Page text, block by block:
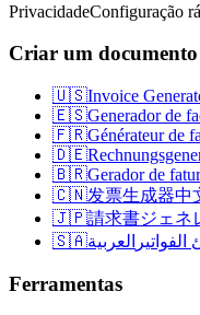
PrivacidadeConfiguração
Criar um documento
🇺🇸Invoice
🇪🇸Generador de
🇫🇷Générateur de
🇩🇪
🇧🇷Gerador de
🇨🇳发票生成器中
🇯🇵請求書ジェネ
🇸🇦العربية
Ferramentas